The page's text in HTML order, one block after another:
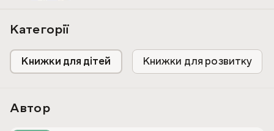
Категорії
Книжки для дітей Книжки для розвитку
Автор